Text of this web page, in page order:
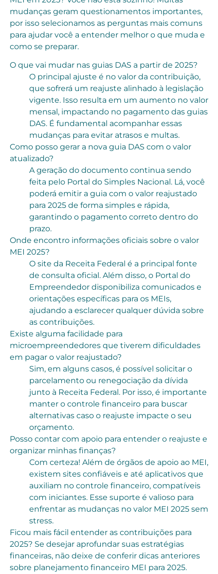
mudanças geram questionamentos importantes,
por isso selecionamos as perguntas mais comuns
para ajudar você a entender melhor o que muda e
como se preparar.
O que vai mudar nas guias DAS a partir de 2025?
O principal ajuste é no valor da contribuição,
que sofrerá um reajuste alinhado à legislação
vigente. Isso resulta em um aumento no valor
mensal, impactando no pagamento das guias
DAS. É fundamental acompanhar essas
mudanças para evitar atrasos e multas.
Como posso gerar a nova guia DAS com o valor
atualizado?
A geração do documento continua sendo
feita pelo Portal do Simples Nacional. Lá, você
poderá emitir a guia com o valor reajustado
para 2025 de forma simples e rápida,
garantindo o pagamento correto dentro do
prazo.
Onde encontro informações oficiais sobre o valor
MEI 2025?
O site da Receita Federal é a principal fonte
de consulta oficial. Além disso, o Portal do
Empreendedor disponibiliza comunicados e
orientações específicas para os MEIs,
ajudando a esclarecer qualquer dúvida sobre
as contribuições.
Existe alguma facilidade para
microempreendedores que tiverem dificuldades
em pagar o valor reajustado?
Sim, em alguns casos, é possível solicitar o
parcelamento ou renegociação da dívida
junto à Receita Federal. Por isso, é importante
manter o controle financeiro para buscar
alternativas caso o reajuste impacte o seu
orçamento.
Posso contar com apoio para entender o reajuste e
organizar minhas finanças?
Com certeza! Além de órgãos de apoio ao MEI,
existem sites confiáveis e até aplicativos que
auxiliam no controle financeiro, compatíveis
com iniciantes. Esse suporte é valioso para
enfrentar as mudanças no valor MEI 2025 sem
stress.
Ficou mais fácil entender as contribuições para
2025? Se desejar aprofundar suas estratégias
financeiras, não deixe de conferir dicas anteriores
sobre planejamento financeiro MEI para 2025.